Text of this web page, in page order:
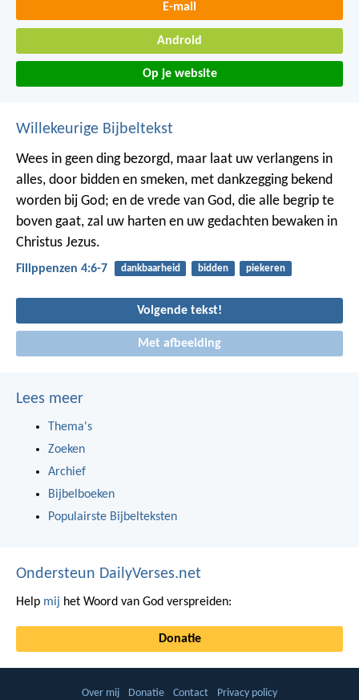
E-mail
Android
Op je website
Willekeurige Bijbeltekst
Wees in geen ding bezorgd, maar laat uw verlangens in
alles, door bidden en smeken, met dankzegging bekend
worden bij God; en de vrede van God, die alle begrip te
boven gaat, zal uw harten en uw gedachten bewaken in
Christus Jezus.
Filippenzen 4:6-7 dankbaarheid bidden piekeren
Volgende tekst!
Met afbeelding
Lees meer
Thema's
Zoeken
Archief
Bijbelboeken
Populairste Bijbelteksten
Ondersteun DailyVerses.net
Help mij het Woord van God verspreiden:
Donatie
Over mij Donatie Contact Privacy policy